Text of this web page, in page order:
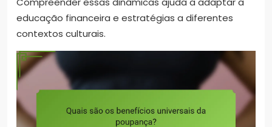
educação financeira e estratégias a diferentes
contextos culturais.